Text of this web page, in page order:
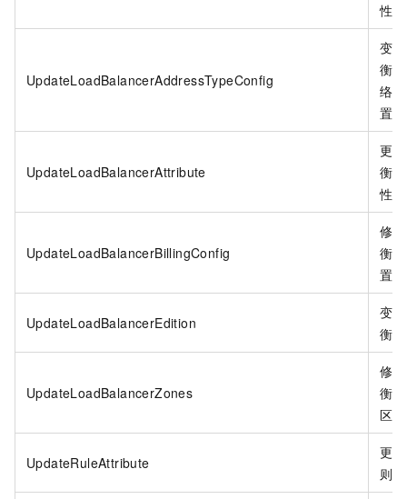
性。
UpdateLoadBalancerAddressTypeConfig
变
衡
络
置。
UpdateLoadBalancerAttribute
更
衡
性。
UpdateLoadBalancerBillingConfig
修
衡
置。
UpdateLoadBalancerEdition
变
衡
UpdateLoadBalancerZones
修
衡
区。
UpdateRuleAttribute
更
则